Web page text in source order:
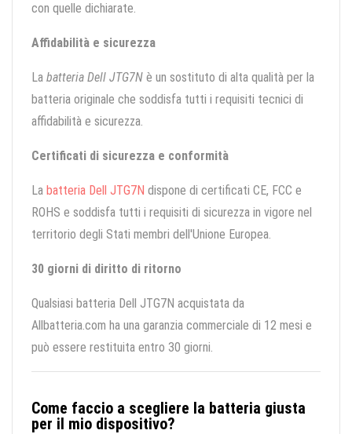
con quelle dichiarate.
Affidabilità e sicurezza
La batteria Dell JTG7N è un sostituto di alta qualità per la
batteria originale che soddisfa tutti i requisiti tecnici di
affidabilità e sicurezza.
Certificati di sicurezza e conformità
La batteria Dell JTG7N dispone di certificati CE, FCC e
ROHS e soddisfa tutti i requisiti di sicurezza in vigore nel
territorio degli Stati membri dell'Unione Europea.
30 giorni di diritto di ritorno
Qualsiasi batteria Dell JTG7N acquistata da
Allbatteria.com ha una garanzia commerciale di 12 mesi e
può essere restituita entro 30 giorni.
Come faccio a scegliere la batteria giusta
per il mio dispositivo?